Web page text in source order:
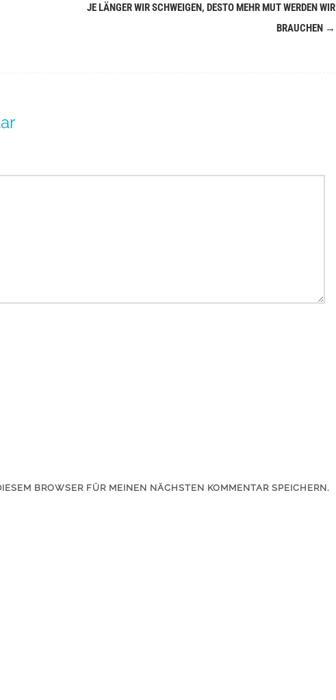
JE LÄNGER WIR SCHWEIGEN, DESTO MEHR MUT WERDEN WIR
BRAUCHEN →
BROWSER FÜR MEINEN NÄCHSTEN KOMMENTAR SPEICHERN.